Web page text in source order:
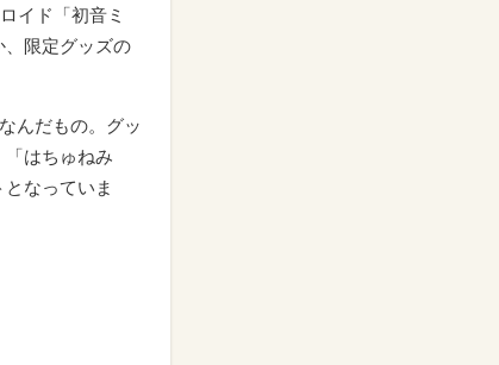
イド「初音ミ
、限定グッズの
んだもの。グッ
はちゅねみ
なっていま